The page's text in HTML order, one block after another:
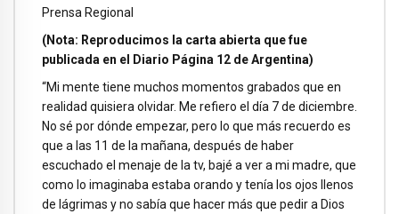
Prensa Regional
(Nota: Reproducimos la carta abierta que fue
publicada en el Diario Página 12 de Argentina)
“Mi mente tiene muchos momentos grabados que en
realidad quisiera olvidar. Me refiero el día 7 de diciembre.
No sé por dónde empezar, pero lo que más recuerdo es
que a las 11 de la mañana, después de haber
escuchado el menaje de la tv, bajé a ver a mi madre, que
como lo imaginaba estaba orando y tenía los ojos llenos
de lágrimas y no sabía que hacer más que pedir a Dios